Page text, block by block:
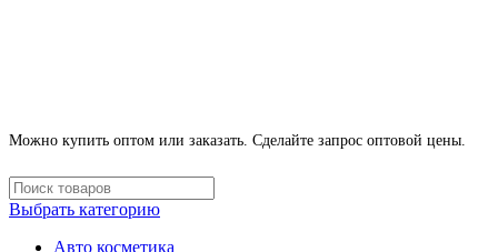
Можно купить оптом или заказать. Сделайте запрос оптовой цены.
Выбрать категорию
Авто косметика